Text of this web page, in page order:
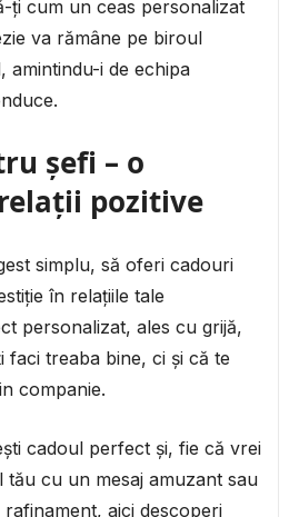
ți cum un ceas personalizat
va rămâne pe biroul
amintindu-i de echipa
șefi – o
pozitive
simplu, să oferi cadouri
în relațiile tale
personalizat, ales cu grijă,
treaba bine, ci și că te
companie.
cadoul perfect și, fie că vrei
cu un mesaj amuzant sau
aici descoperi